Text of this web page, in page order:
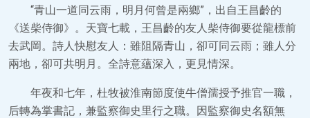
“青山一道同云雨，明月何曾是兩鄉”，出自王昌齡的
《送柴侍御》。天寶七載，王昌齡的友人柴侍御要從龍標前
去武岡。詩人快慰友人：雖阻隔青山，卻可同云雨；雖人分
兩地，卻可共明月。全詩意蘊深入，更見情深。
年夜和七年，杜牧被淮南節度使牛僧孺授予推官一職，
后轉為掌書記，兼監察御史里行之職。因監察御史名額無